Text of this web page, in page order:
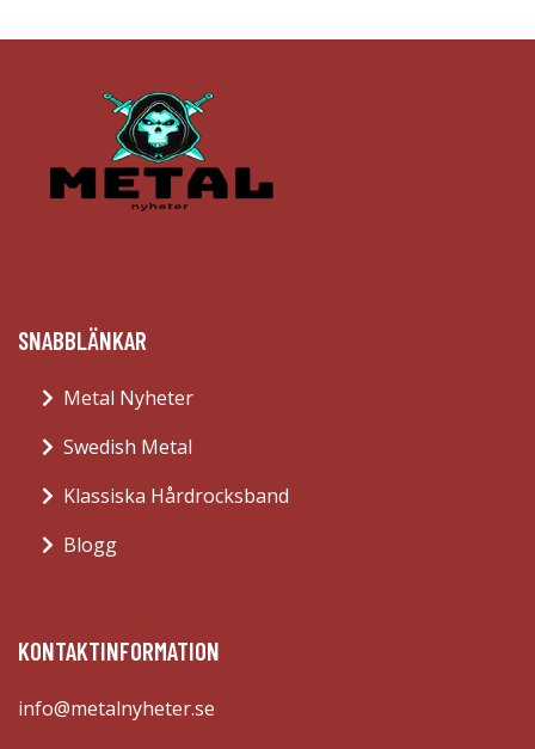
SNABBLÄNKAR
Metal Nyheter
Swedish Metal
Klassiska Hårdrocksband
Blogg
KONTAKTINFORMATION
info@metalnyheter.se